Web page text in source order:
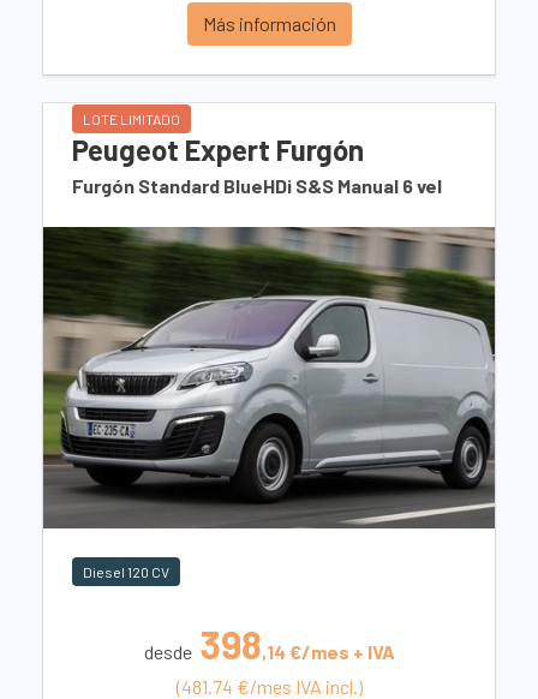
Más información
LOTE LIMITADO
Peugeot Expert Furgón
Furgón Standard BlueHDi S&S Manual 6 vel
Diesel 120 CV
desde 398,14 €/mes + IVA
(481.74 €/mes IVA incl.)